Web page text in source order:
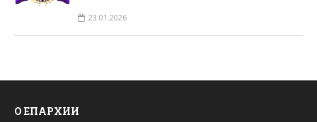
23.01.2026
О ЕПАРХИИ